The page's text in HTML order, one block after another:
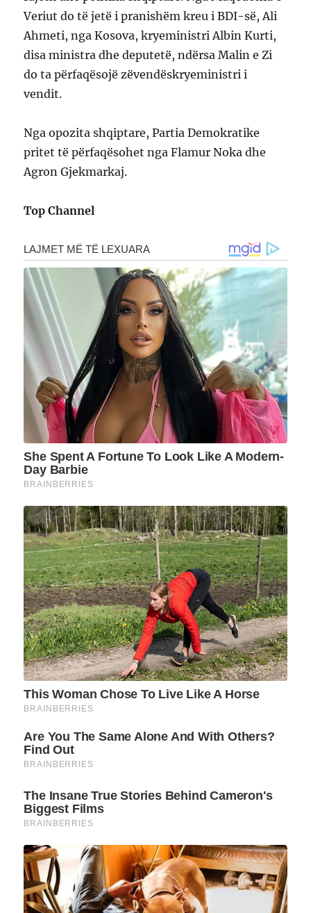
Veriut do të jetë i pranishëm kreu i BDI-së, Ali
Ahmeti, nga Kosova, kryeministri Albin Kurti,
disa ministra dhe deputetë, ndërsa Malin e Zi
do ta përfaqësojë zëvendëskryeministri i
vendit.
Nga opozita shqiptare, Partia Demokratike
pritet të përfaqësohet nga Flamur Noka dhe
Agron Gjekmarkaj.
Top Channel